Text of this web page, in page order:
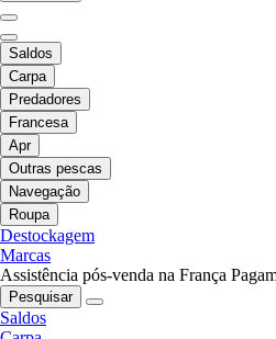
Saldos
Carpa
Predadores
Francesa
Apr
Outras pescas
Navegação
Roupa
Destockagem
Marcas
Assistência pós-venda na França
Pesquisar
Saldos